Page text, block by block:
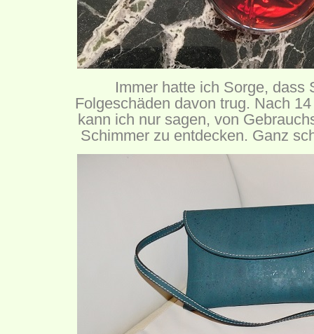
Immer hatte ich Sorge, dass
Folgeschäden davon trug. Nach
kann ich nur sagen, von
Schimmer zu entdecken. Ganz